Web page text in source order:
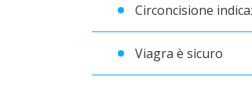
Circoncisione
Viagra è sicuro